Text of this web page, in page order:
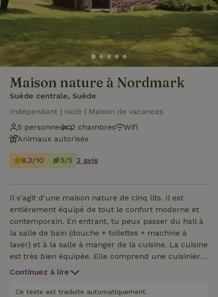
Maison nature à Nordmark
Suède centrale, Suède
Indépendant | Isolé | Maison de vacances
5 personnes
2 chambres
Wifi
Animaux autorisés
8,3/10 5/5 3 avis
Il s'agit d'une maison nature de cinq lits. Il est
entièrement équipé de tout le confort moderne et
contemporain. En entrant, tu peux passer du hall à
la salle de bain (douche + toilettes + machine à
laver) et à la salle à manger de la cuisine. La cuisine
est très bien équipée. Elle comprend une cuisinière,
un four, une cafetière et un grille-pain. La cuisine
et d'une grande table ronde confortable. En passant
Continuez à lire
Ce texte est traduite automatiquement.